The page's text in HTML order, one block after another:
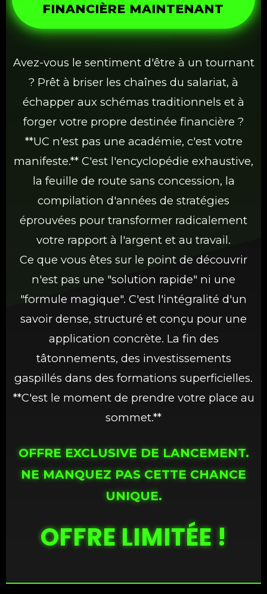
FINANCIÈRE MAINTENANT
Avez-vous le sentiment d'être à un tournant
? Prêt à briser les chaînes du salariat, à
échapper aux schémas traditionnels et à
forger votre propre destinée financière ?
**UC n'est pas une académie, c'est votre
manifeste.** C'est l'encyclopédie exhaustive,
la feuille de route sans concession, la
compilation d'années de stratégies
éprouvées pour transformer radicalement
votre rapport à l'argent et au travail.
Ce que vous êtes sur le point de découvrir
n'est pas une "solution rapide" ni une
"formule magique". C'est l'intégralité d'un
savoir dense, structuré et conçu pour une
application concrète. La fin des
tâtonnements, des investissements
gaspillés dans des formations superficielles.
**C'est le moment de prendre votre place au
sommet.**
OFFRE EXCLUSIVE DE LANCEMENT.
NE MANQUEZ PAS CETTE CHANCE
UNIQUE.
OFFRE LIMITÉE !